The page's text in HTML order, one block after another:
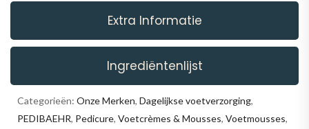
Extra Informatie
Ingrediëntenlijst
Categorieën: Onze Merken, Dagelijkse voetverzorging,
PEDIBAEHR, Pedicure, Voetcrèmes & Mousses, Voetmousses,